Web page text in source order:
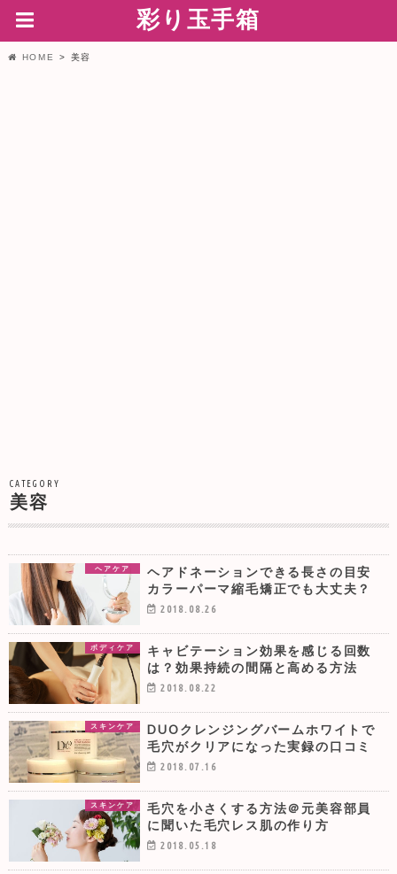
彩り玉手箱
HOME 美容
CATEGORY
美容
ヘアケア
ヘアドネーションできる長さの目安
カラーパーマ縮毛矯正でも大丈夫？
2018.08.26
ボディケア
キャビテーション効果を感じる回数
は？効果持続の間隔と高める方法
2018.08.22
スキンケア
DUOクレンジングバームホワイトで
毛穴がクリアになった実録の口コミ
2018.07.16
スキンケア
毛穴を小さくする方法＠元美容部員
に聞いた毛穴レス肌の作り方
2018.05.18